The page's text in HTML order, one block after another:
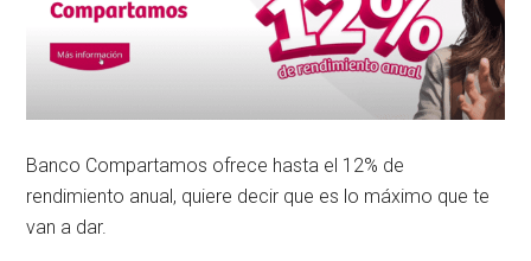
Banco Compartamos ofrece hasta el 12% de
rendimiento anual, quiere decir que es lo máximo que te
van a dar.